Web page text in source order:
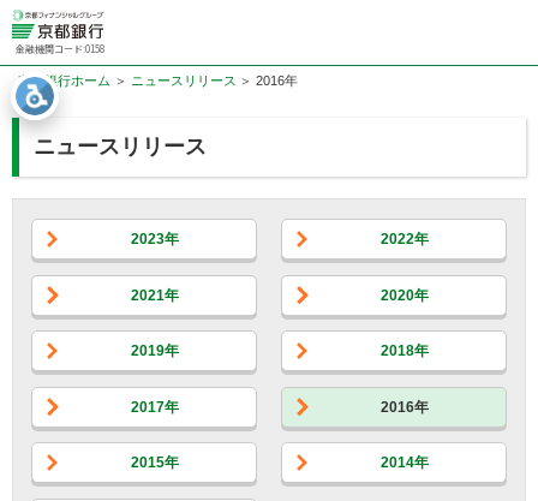
金融機関コード:0158
京都銀行ホーム ニュースリリース 2016年
ニュースリリース
2023年 2022年
2021年 2020年
2019年 2018年
2017年 2016年
2015年 2014年